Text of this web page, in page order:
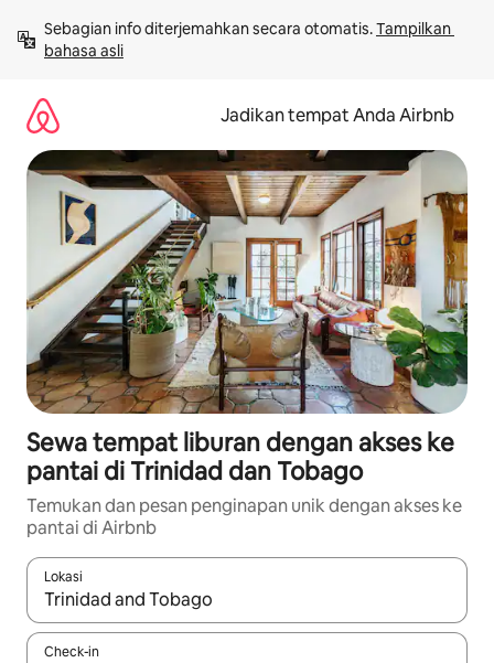
langsung
lihat
Sebagian info diterjemahkan secara otomatis. Tampilkan
bahasa asli
Jadikan tempat Anda Airbnb
Sewa tempat liburan dengan akses ke
pantai di Trinidad dan Tobago
Temukan dan pesan penginapan unik dengan akses ke
pantai di Airbnb
Lokasi
Jika hasil yang dicari tersedia, telusuri dengan tombol panah
Check-in